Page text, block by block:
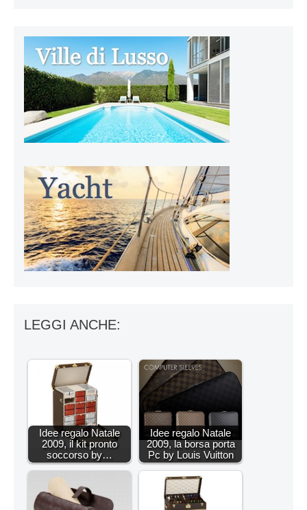
LEGGI ANCHE:
Idee regalo Natale
2009, il kit pronto
soccorso by…
Idee regalo Natale
2009, la borsa porta
Pc by Louis Vuitton